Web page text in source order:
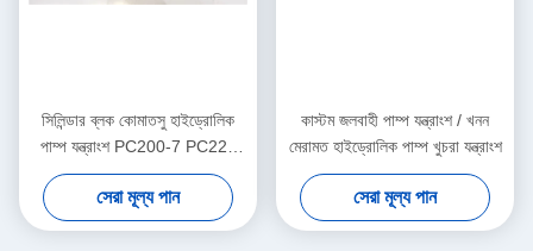
সিলিন্ডার ব্লক কোমাতসু হাইড্রোলিক
পাম্প যন্ত্রাংশ PC200-7 PC220
রোটারি গ্রুপ কিট
সেরা মূল্য পান
কাস্টম জলবাহী পাম্প যন্ত্রাংশ / খনন
মেরামত হাইড্রোলিক পাম্প খুচরা যন্ত্রাংশ
সেরা মূল্য পান